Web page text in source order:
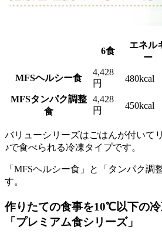
6食
エネル
ー
MFSヘルシー食
4,428
円
480kcal
MFSタンパク調整
食
4,428
円
450kcal
バリューシリーズはごはんが付いて
♪で食べられる冷凍タイプです。
「MFSヘルシー食」と「タンパク調
す。
作りたての食事を10℃以下の
「プレミアム食シリーズ」